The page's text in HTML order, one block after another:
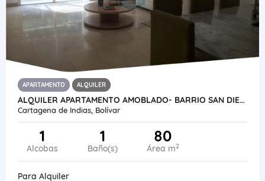
APARTAMENTO ALQUILER
ALQUILER APARTAMENTO AMOBLADO- BARRIO SAN DIEGO- CARTAGENA-COLOMBIA
Cartagena de Indias, Bolívar
1
Alcobas
1
Baño(s)
80
Área m2
Para Alquiler